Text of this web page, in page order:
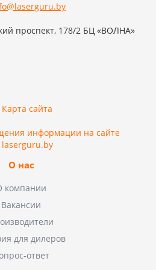
проспект, 178/2 БЦ «ВОЛНА»
Карта сайта
информации на сайте
laserguru.by
О нас
компании
Вакансии
для дилеров
ответ